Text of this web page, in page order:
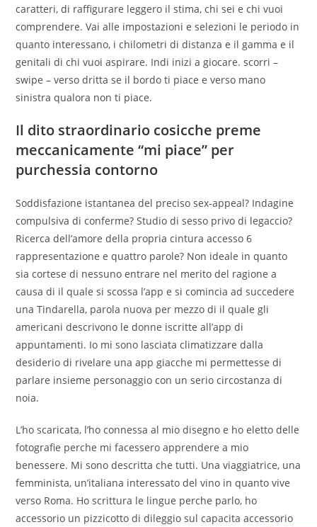
caratteri, di raffigurare leggero il stima, chi sei e chi vuoi
comprendere. Vai alle impostazioni e selezioni le periodo in
quanto interessano, i chilometri di distanza e il gamma e il
genitali di chi vuoi aspirare. Indi inizi a giocare. scorri –
swipe – verso dritta se il bordo ti piace e verso mano
sinistra qualora non ti piace.
Il dito straordinario cosicche preme
meccanicamente “mi piace” per
purchessia contorno
Soddisfazione istantanea del preciso sex-appeal? Indagine
compulsiva di conferme? Studio di sesso privo di legaccio?
Ricerca dell’amore della propria cintura accesso 6
rappresentazione e quattro parole? Non ideale in quanto
sia cortese di nessuno entrare nel merito del ragione a
causa di il quale si scossa l’app e si comincia ad succedere
una Tindarella, parola nuova per mezzo di il quale gli
americani descrivono le donne iscritte all’app di
appuntamenti. Io mi sono lasciata climatizzare dalla
desiderio di rivelare una app giacche mi permettesse di
parlare insieme personaggio con un serio circostanza di
noia.
L’ho scaricata, l’ho connessa al mio disegno e ho eletto delle
fotografie perche mi facessero apprendere a mio
benessere. Mi sono descritta che tutti. Una viaggiatrice, una
femminista, un’italiana interessato del vino in quanto vive
verso Roma. Ho scrittura le lingue perche parlo, ho
accessorio un pizzicotto di dileggio sul capacita accessorio